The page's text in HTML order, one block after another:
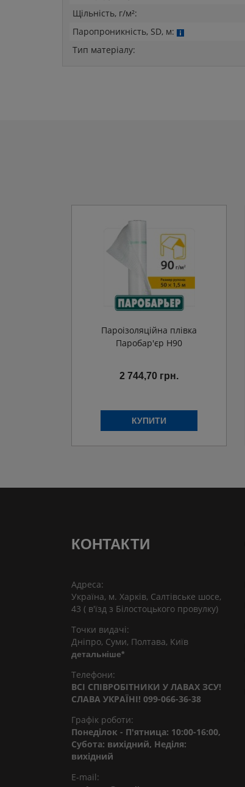
Щільність, г/м²:
Паропроникність, SD, м:
Тип матеріалу:
Пароізоляційна плівка
Паробар'єр H90
2 744,70 грн.
КОНТАКТИ
Адреса:
Україна, м. Харків, Салтівське шосе,
43 ( в'їзд з Білостоцького провулку)
Точки видачі:
Дніпро, Суми, Полтава, Київ
детальніше*
Телефони:
ВСІ СПІВРОБІТНИКИ У ЛАВАХ ЗСУ!
СЛАВА УКРАЇНІ! 099-066-36-38
Графік роботи:
Понеділок - П'ятница: 10:00-16:00,
Субота: вихідний, Неділя:
вихідний
E-mail: